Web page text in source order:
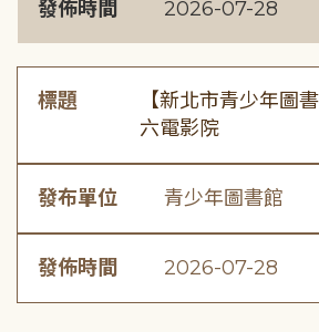
發佈時間 2026-07-28
標題
【新北市青少年圖
六電影院
發布單位 青少年圖書館
發佈時間 2026-07-28